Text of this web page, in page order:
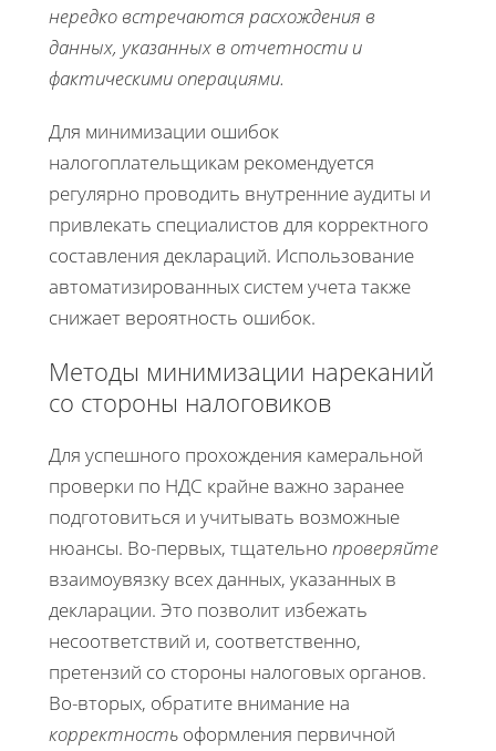
нередко встречаются расхождения в
данных, указанных в отчетности и
фактическими операциями.
Для минимизации ошибок
налогоплательщикам рекомендуется
регулярно проводить внутренние аудиты и
привлекать специалистов для корректного
составления деклараций. Использование
автоматизированных систем учета также
снижает вероятность ошибок.
Методы минимизации нареканий
со стороны налоговиков
Для успешного прохождения камеральной
проверки по НДС крайне важно заранее
подготовиться и учитывать возможные
нюансы. Во-первых, тщательно проверяйте
взаимоувязку всех данных, указанных в
декларации. Это позволит избежать
несоответствий и, соответственно,
претензий со стороны налоговых органов.
Во-вторых, обратите внимание на
корректность оформления первичной